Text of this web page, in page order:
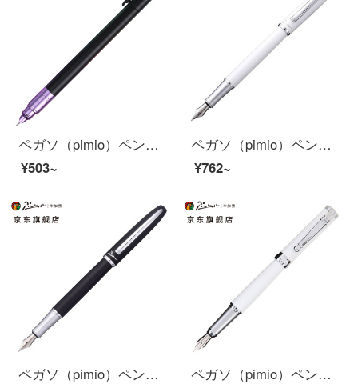
ペガソ（pimio）ペンのサインペンは特に細くて0.38 mm男女学生が大人用の筆箱でプレゼントペンを入れます。
¥503~
ペガソ（pimio）ペンサインペン男性女性執務成人学生用0.5 mmインクペンワナシリーズ936磁器ホワイト
¥762~
ペガソ（pimio）ペンサインペン男性女性執務大人書写学生用0.5 mmインクペンワナシリーズ936亜黒研砂
ペガソ（pimio）ペンの署名ペン男性女性ビジネスオフィス成人インクを書くタイラーシリーズ951磁器ホワイト